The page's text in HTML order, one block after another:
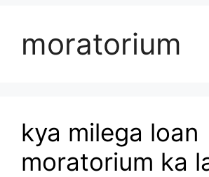
moratorium
kya milega loan
moratorium ka